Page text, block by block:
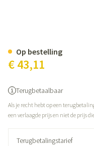
€ 43,11
Terugbetaalbaar
Als je recht hebt op een
een verlaagde prijs en niet de prijs
Terugbetalingstarief
Op bestelling